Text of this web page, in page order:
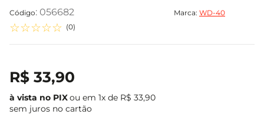
: 056682 Marca: WD-40
☆☆☆☆☆ (0)
R$ 33,90
ou em 1x de R$ 33,90
sem juros no cartão